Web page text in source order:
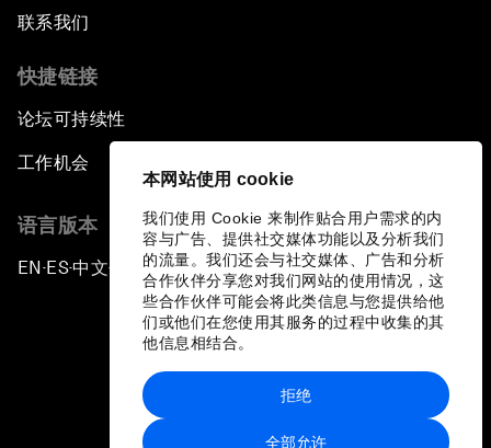
本网站使用 cookie
我们使用 Cookie 来制作贴合用户需求的内
容与广告、提供社交媒体功能以及分析我们
的流量。我们还会与社交媒体、广告和分析
合作伙伴分享您对我们网站的使用情况，这
些合作伙伴可能会将此类信息与您提供给他
们或他们在您使用其服务的过程中收集的其
他信息相结合。
全部允许
拒绝
联系我们
快捷链接
论坛可持续性
工作机会
语言版本
EN ▪ES▪中文▪ 日本語